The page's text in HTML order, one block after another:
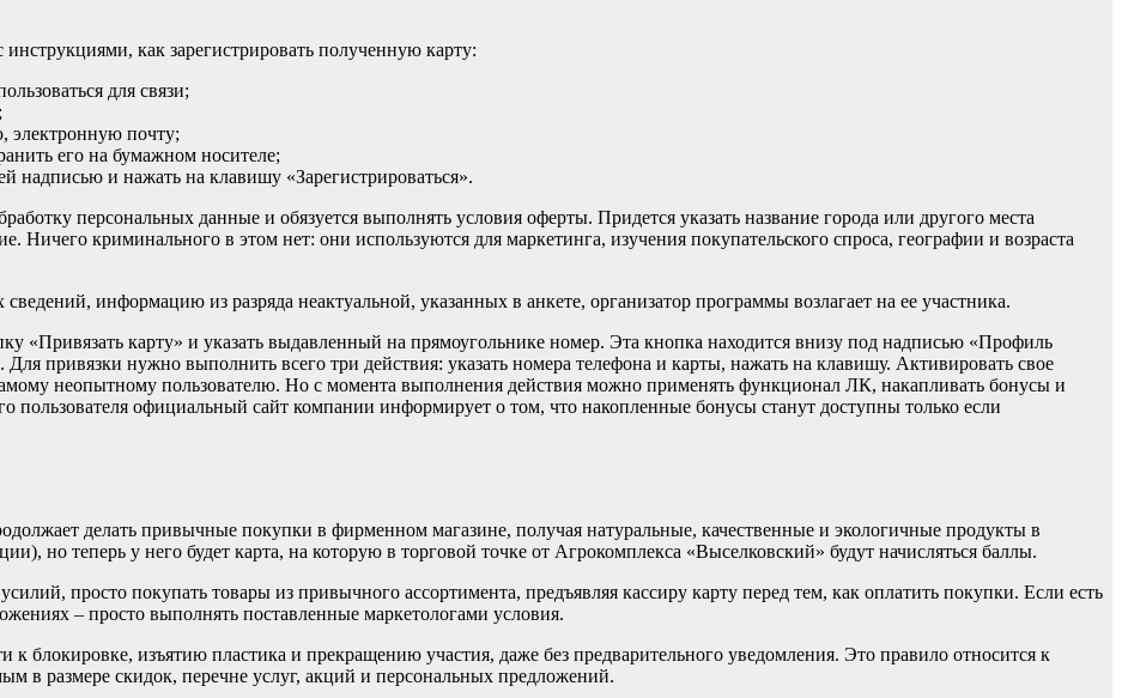
как зарегистрировать полученную карту:
для связи;
электронную почту;
его на бумажном носителе;
надписью и нажать на клавишу «Зарегистрироваться».
персональных данные и обязуется выполнять условия оферты. Придется указать название города или другого места
Ничего криминального в этом нет: они используются для маркетинга, изучения покупательского спроса, географии и возраста
информацию из разряда неактуальной, указанных в анкете, организатор программы возлагает на ее участника.
«Привязать карту» и указать выдавленный на прямоугольнике номер. Эта кнопка находится внизу под надписью «Профиль
Для привязки нужно выполнить всего три действия: указать номера телефона и карты, нажать на клавишу. Активировать свое
неопытному пользователю. Но с момента выполнения действия можно применять функционал ЛК, накапливать бонусы и
пользователя официальный сайт компании информирует о том, что накопленные бонусы станут доступны только если
делать привычные покупки в фирменном магазине, получая натуральные, качественные и экологичные продукты в
но теперь у него будет карта, на которую в торговой точке от Агрокомплекса «Выселковский» будут начисляться баллы.
просто покупать товары из привычного ассортимента, предъявляя кассиру карту перед тем, как оплатить покупки. Если есть
– просто выполнять поставленные маркетологами условия.
блокировке, изъятию пластика и прекращению участия, даже без предварительного уведомления. Это правило относится к
в размере скидок, перечне услуг, акций и персональных предложений.